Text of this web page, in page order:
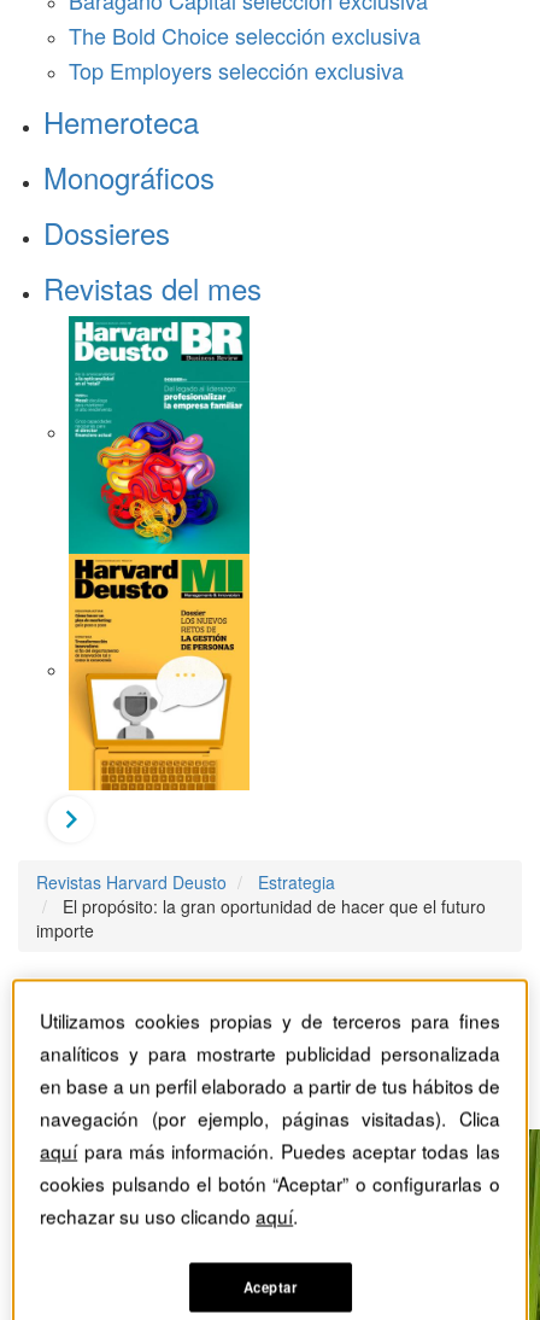
The Bold Choice selección exclusiva
Top Employers selección exclusiva
Hemeroteca
Monográficos
Dossieres
Revistas del mes
Revistas Harvard Deusto
Estrategia
El propósito: la gran oportunidad de hacer que el futuro
importe
El propósito: la gran
oportunidad de hacer que
el futuro importe
Utilizamos cookies propias y de terceros para fines
analíticos y para mostrarte publicidad personalizada
en base a un perfil elaborado a partir de tus hábitos de
navegación (por ejemplo, páginas visitadas). Clica
aquípara más información. Puedes aceptar todas las
cookies pulsando el botón “Aceptar” o configurarlas o
rechazar su uso clicandoaquí.
Aceptar